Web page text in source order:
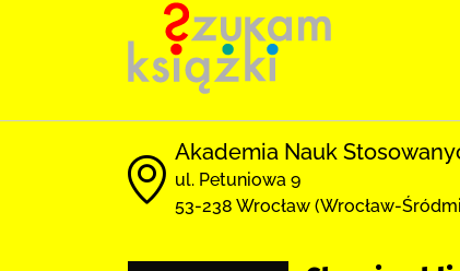
Akademia Nauk
ul. Petuniowa 9
53-238 Wrocław (Wrocław-